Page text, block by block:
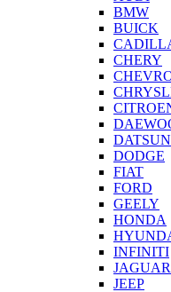
BMW
BUICK
CHERY
DATSUN
DODGE
FIAT
FORD
GEELY
HONDA
INFINITI
JAGUAR
JEEP